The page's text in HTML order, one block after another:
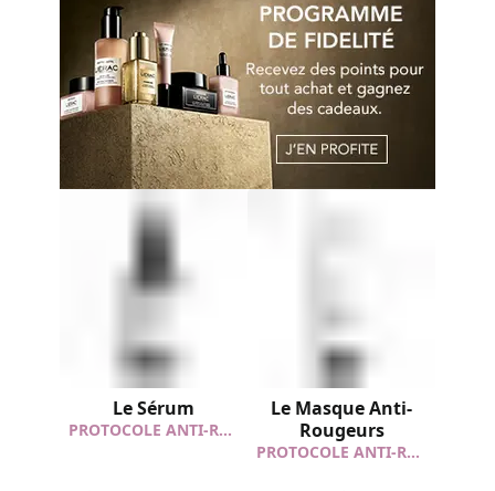
Le Sérum
PROTOCOLE ANTI-ROUGEURS
Le Masque Anti-
Rougeurs
PROTOCOLE ANTI-ROUGEURS